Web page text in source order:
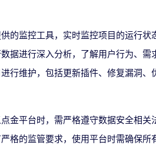
的监控工具，实时监控项目的运行状
据进行深入分析，了解用户行为、需
行维护，包括更新插件、修复漏洞、
金平台时，需严格遵守数据安全相关
格的监管要求，使用平台时需确保所